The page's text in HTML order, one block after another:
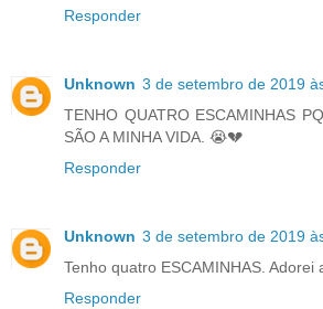
Responder
Unknown 3 de setembro de 2019
TENHO QUATRO ESCAMINHAS
SÃO A MINHA VIDA. 😭💔
Responder
Unknown 3 de setembro de 2019
Tenho quatro ESCAMINHAS. Adorei
Responder